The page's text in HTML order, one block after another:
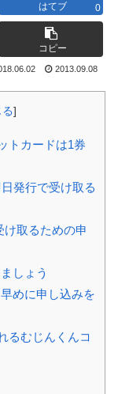
はてブ 0
コピー
2013.09.08
]
トカードは1券
発行で受け取る
取るための申
しょう
めに申し込みを
るむじんくんコ